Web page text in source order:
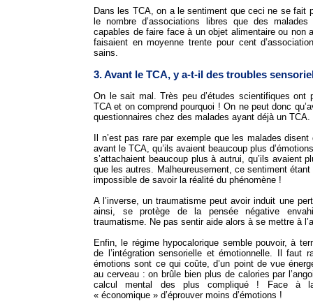
Dans les TCA, on a le sentiment que ceci ne se fait
le nombre d’associations libres que des
capables de faire face à un objet alimentaire ou non
faisaient en moyenne trente pour cent
sains.
3. Avant le TCA, y a-t-il des troubles
On le sait mal. Très peu d’études scientifiques ont
TCA et on comprend pourquoi ! On ne peut donc
questionnaires chez des malades ayant déjà un TCA.
Il n’est pas rare par exemple que les malades
avant le TCA, qu’ils avaient beaucoup plus
s’attachaient beaucoup plus à autrui, qu’ils avaient
que les autres. Malheureusement, ce sentiment
impossible de savoir la réalité du phénomène !
A l’inverse, un traumatisme peut avoir induit une
ainsi, se protège de la pensée négative
traumatisme. Ne pas sentir aide alors à se mettre à
Enfin, le régime hypocalorique semble pouvoir, à
de l’intégration sensorielle et émotionnelle. Il faut
émotions sont ce qui coûte, d’un point de vue
au cerveau : on brûle bien plus de calories par
calcul mental des plus compliqué ! Face à
« économique » d’éprouver moins d’émotions !